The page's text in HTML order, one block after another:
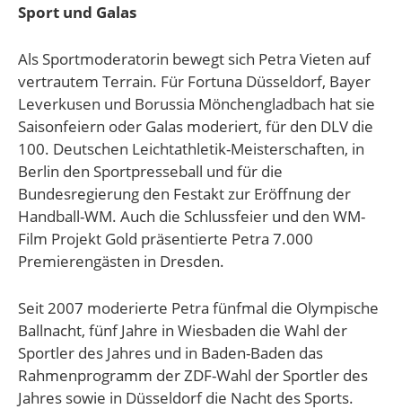
Sport und Galas
Als Sportmoderatorin bewegt sich Petra Vieten auf
vertrautem Terrain. Für Fortuna Düsseldorf, Bayer
Leverkusen und Borussia Mönchengladbach hat sie
Saisonfeiern oder Galas moderiert, für den DLV die
100. Deutschen Leichtathletik-Meisterschaften, in
Berlin den Sportpresseball und für die
Bundesregierung den Festakt zur Eröffnung der
Handball-WM. Auch die Schlussfeier und den WM-
Film Projekt Gold präsentierte Petra 7.000
Premierengästen in Dresden.
Seit 2007 moderierte Petra fünfmal die Olympische
Ballnacht, fünf Jahre in Wiesbaden die Wahl der
Sportler des Jahres und in Baden-Baden das
Rahmenprogramm der ZDF-Wahl der Sportler des
Jahres sowie in Düsseldorf die Nacht des Sports.